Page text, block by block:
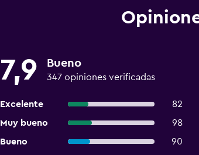
7,9 Bueno
347 opiniones verificadas
Excelente
82
Muy bueno
98
Bueno
90